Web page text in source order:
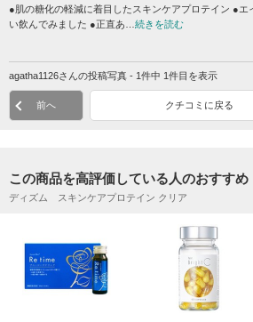
●肌の糖化の軽減に着目したスキンケアプロテイン ●エ
い飲んでみました ●正直あ… 続きを読む
agatha1126さんの投稿写真 - 1件中 1件目を表示
前へ クチコミに戻る
この商品を高評価している人のおすすめ
ディズム スキンケアプロテイン クリア